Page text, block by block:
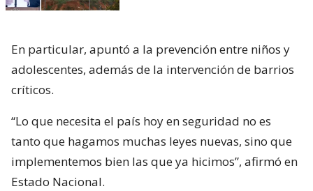
En particular, apuntó a la prevención entre niños y
adolescentes, además de la intervención de barrios
críticos.
“Lo que necesita el país hoy en seguridad no es
tanto que hagamos muchas leyes nuevas, sino que
implementemos bien las que ya hicimos”, afirmó en
Estado Nacional.